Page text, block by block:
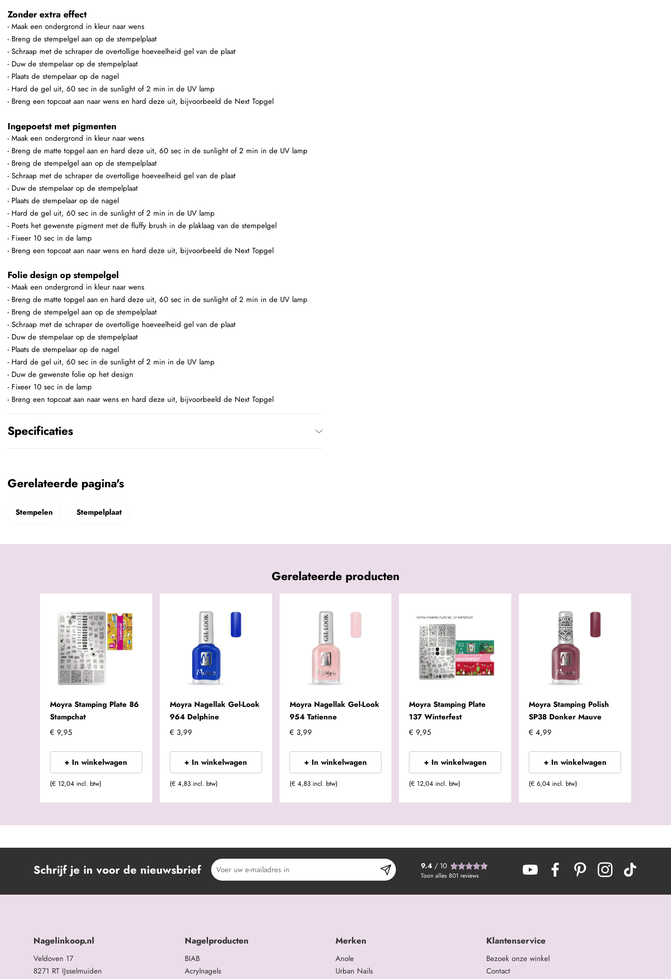
Zonder extra effect
- Maak een ondergrond in kleur naar wens
- Breng de stempelgel aan op de stempelplaat
- Schraap met de schraper de overtollige hoeveelheid gel van de plaat
- Duw de stempelaar op de stempelplaat
- Plaats de stempelaar op de nagel
- Hard de gel uit, 60 sec in de sunlight of 2 min in de UV lamp
- Breng een topcoat aan naar wens en hard deze uit, bijvoorbeeld de Next Topgel
Ingepoetst met pigmenten
- Maak een ondergrond in kleur naar wens
- Breng de matte topgel aan en hard deze uit, 60 sec in de sunlight of 2 min in de UV lamp
- Breng de stempelgel aan op de stempelplaat
- Schraap met de schraper de overtollige hoeveelheid gel van de plaat
- Duw de stempelaar op de stempelplaat
- Plaats de stempelaar op de nagel
- Hard de gel uit, 60 sec in de sunlight of 2 min in de UV lamp
- Poets het gewenste pigment met de fluffy brush in de plaklaag van de stempelgel
- Fixeer 10 sec in de lamp
- Breng een topcoat aan naar wens en hard deze uit, bijvoorbeeld de Next Topgel
Folie design op stempelgel
- Maak een ondergrond in kleur naar wens
- Breng de matte topgel aan en hard deze uit, 60 sec in de sunlight of 2 min in de UV lamp
- Breng de stempelgel aan op de stempelplaat
- Schraap met de schraper de overtollige hoeveelheid gel van de plaat
- Duw de stempelaar op de stempelplaat
- Plaats de stempelaar op de nagel
- Hard de gel uit, 60 sec in de sunlight of 2 min in de UV lamp
- Duw de gewenste folie op het design
- Fixeer 10 sec in de lamp
- Breng een topcoat aan naar wens en hard deze uit, bijvoorbeeld de Next Topgel
Specificaties
Gerelateerde pagina's
Stempelen Stempelplaat
Gerelateerde producten
Moyra Stamping Plate 86
Stampchat
€ 9,95
+ In winkelwagen
(€ 12,04 incl. btw)
Moyra Nagellak Gel-Look
964 Delphine
€ 3,99
+ In winkelwagen
(€ 4,83 incl. btw)
Moyra Nagellak Gel-Look
954 Tatienne
€ 3,99
+ In winkelwagen
(€ 4,83 incl. btw)
Moyra Stamping Plate
137 Winterfest
€ 9,95
+ In winkelwagen
(€ 12,04 incl. btw)
Moyra Stamping Polish
SP38 Donker Mauve
€ 4,99
+ In winkelwagen
(€ 6,04 incl. btw)
Schrijf je in voor de nieuwsbrief 9.4/ 10
Toon alles 801 reviews
Nagelinkoop.nl
Veldoven 17
8271 RT IJsselmuiden
Nagelproducten
BIAB
Acrylnagels
Merken
Anole
Urban Nails
Klantenservice
Bezoek onze winkel
Contact